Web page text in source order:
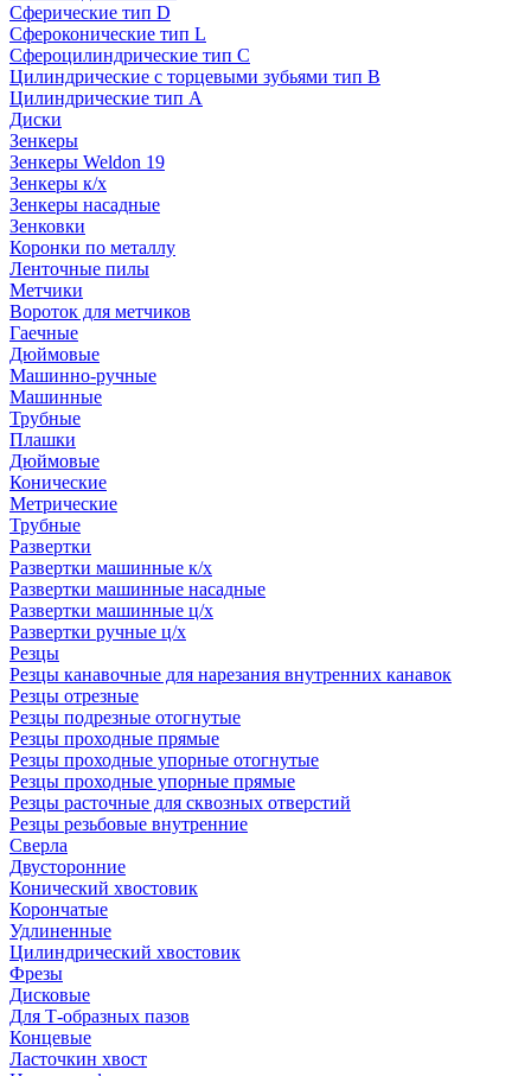
Сферические тип D
Сфероконические тип L
Сфероцилиндрические тип C
Цилиндрические с торцевыми зубьями тип B
Цилиндрические тип А
Диски
Зенкеры
Зенкеры Weldon 19
Зенкеры к/х
Зенкеры насадные
Зенковки
Коронки по металлу
Ленточные пилы
Метчики
Вороток для метчиков
Гаечные
Дюймовые
Машинно-ручные
Машинные
Трубные
Плашки
Дюймовые
Конические
Метрические
Трубные
Развертки
Развертки машинные к/х
Развертки машинные насадные
Развертки машинные ц/х
Развертки ручные ц/х
Резцы
Резцы канавочные для нарезания внутренних канавок
Резцы отрезные
Резцы подрезные отогнутые
Резцы проходные прямые
Резцы проходные упорные отогнутые
Резцы проходные упорные прямые
Резцы расточные для сквозных отверстий
Резцы резьбовые внутренние
Сверла
Двусторонние
Конический хвостовик
Корончатые
Удлиненные
Цилиндрический хвостовик
Фрезы
Дисковые
Для Т-образных пазов
Концевые
Ласточкин хвост